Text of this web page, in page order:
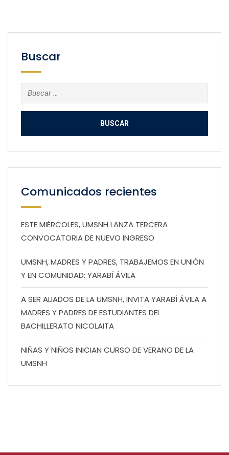
Buscar
Buscar:
Comunicados recientes
ESTE MIÉRCOLES, UMSNH LANZA TERCERA
CONVOCATORIA DE NUEVO INGRESO
UMSNH, MADRES Y PADRES, TRABAJEMOS EN UNIÓN
Y EN COMUNIDAD: YARABÍ ÁVILA
A SER ALIADOS DE LA UMSNH, INVITA YARABÍ ÁVILA A
MADRES Y PADRES DE ESTUDIANTES DEL
BACHILLERATO NICOLAITA
NIÑAS Y NIÑOS INICIAN CURSO DE VERANO DE LA
UMSNH